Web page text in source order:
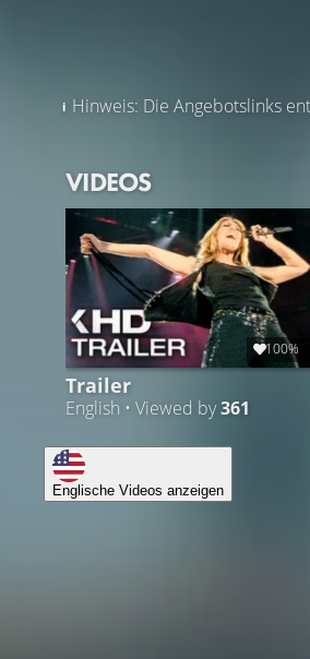
Hinweis: Die Angebotslinks
VIDEOS
100%
Trailer
English • Viewed by361
Englische Videos anzeigen